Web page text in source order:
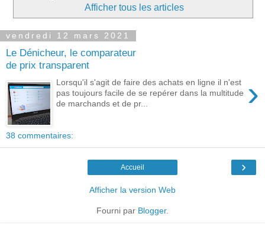
Afficher tous les articles
vendredi 12 mars 2021
Le Dénicheur, le comparateur
de prix transparent
›
Lorsqu'il s'agit de faire des achats en ligne il n'est
pas toujours facile de se repérer dans la multitude
de marchands et de pr...
38 commentaires:
›
Accueil
Afficher la version Web
Fourni par Blogger.